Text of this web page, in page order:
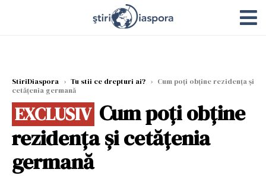
StiriDiaspora › Tu stii ce drepturi ai? › Cum poți obține rezidența și
cetățenia germană
EXCLUSIV Cum poți obține
rezidența și cetățenia
germană